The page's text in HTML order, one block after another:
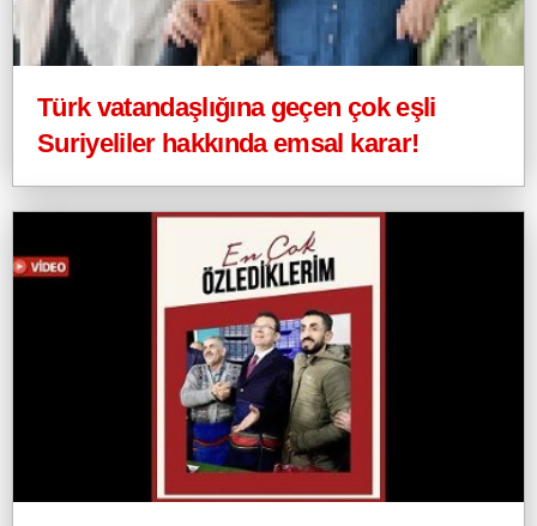
Türk vatandaşlığına geçen çok eşli
Suriyeliler hakkında emsal karar!